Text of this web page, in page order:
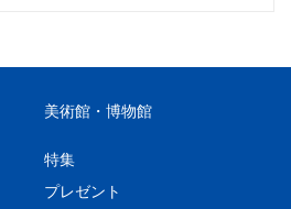
美術館・博物館
特集
プレゼント